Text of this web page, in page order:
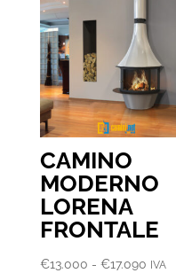
CAMINO
MODERNO
LORENA
FRONTALE
€13.000 - €17.090Fascia
IVA